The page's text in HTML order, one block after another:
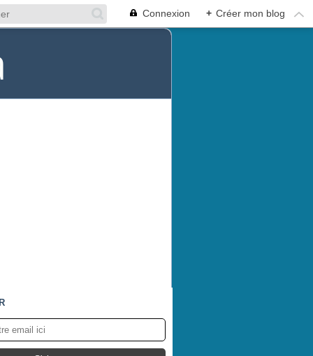
Connexion + Créer mon blog